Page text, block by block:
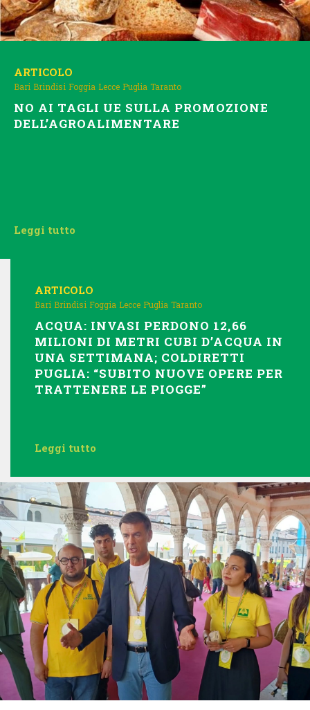
ARTICOLO
Bari Brindisi Foggia Lecce Puglia Taranto
NO AI TAGLI UE SULLA PROMOZIONE
DELL’AGROALIMENTARE
Leggi tutto
ARTICOLO
Bari Brindisi Foggia Lecce Puglia Taranto
ACQUA: INVASI PERDONO 12,66
MILIONI DI METRI CUBI D’ACQUA IN
UNA SETTIMANA; COLDIRETTI
PUGLIA: “SUBITO NUOVE OPERE PER
TRATTENERE LE PIOGGE”
Leggi tutto